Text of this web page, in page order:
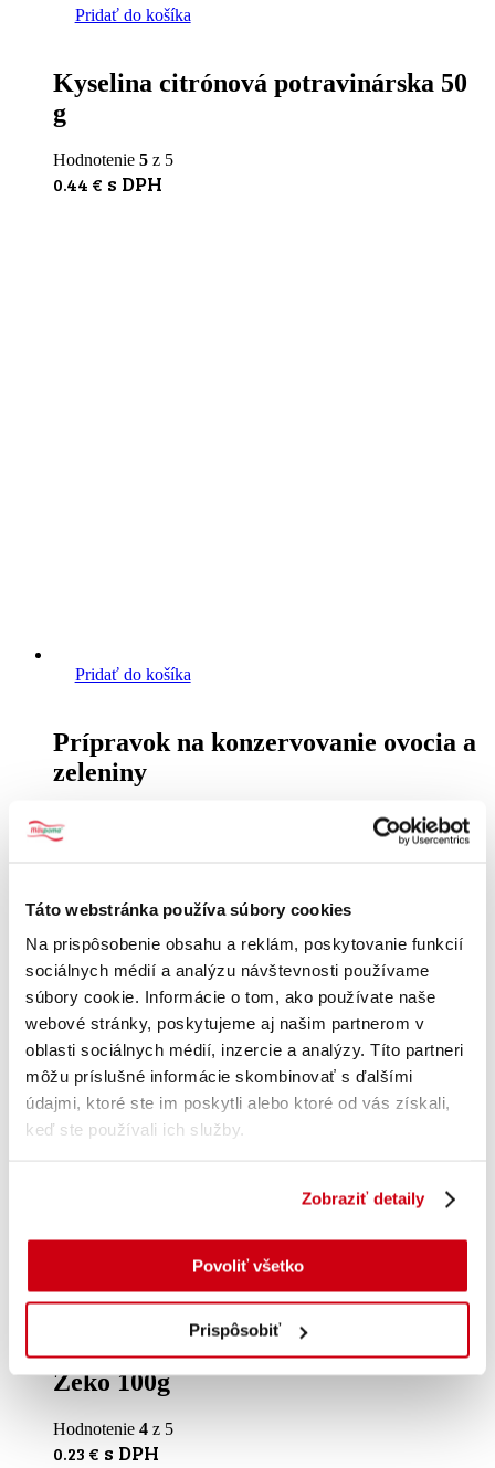
Táto webstránka používa súbory cookies
Na prispôsobenie obsahu a reklám, poskytovanie funkcií
sociálnych médií a analýzu návštevnosti používame
súbory cookie. Informácie o tom, ako používate naše
webové stránky, poskytujeme aj našim partnerom v
oblasti sociálnych médií, inzercie a analýzy. Títo partneri
môžu príslušné informácie skombinovať s ďalšími
údajmi, ktoré ste im poskytli alebo ktoré od vás získali,
keď ste používali ich služby.
Zobraziť detaily
Povoliť všetko
Prispôsobiť
Pridať do košíka
Kyselina citrónová potravinárska 50
g
Hodnotenie 5 z 5
0.44 € s DPH
Pridať do košíka
Prípravok na konzervovanie ovocia a
zeleniny
0.33
Zeko 100g
Hodnotenie 4 z 5
0.23 € s DPH